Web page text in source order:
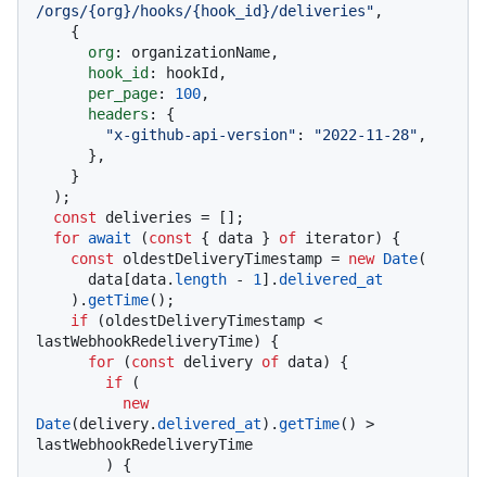
/orgs/{org}/hooks/{hook_id}/deliveries" ,
org: organizationName,
hook_id : hookId,
per_page: 100,
headers : {
"x-github-api-version" : "2022-11-28" ,
const deliveries = [];
for await (const { data } of iterator) {
const oldestDeliveryTimestamp = new Date(
      data[data.
length - 1 ].delivered_at
    ).
getTime();
if (oldestDeliveryTimestamp <
lastWebhookRedeliveryTime) {
for (const delivery of data) {
if (
new
Date(delivery.delivered_at).getTime() >
lastWebhookRedeliveryTime